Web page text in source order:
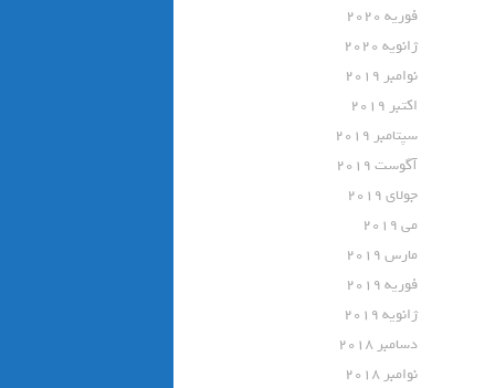
فوریه 2020
ژانویه 2020
نوامبر 2019
اکتبر 2019
سپتامبر 2019
آگوست 2019
جولای 2019
می 2019
مارس 2019
فوریه 2019
ژانویه 2019
دسامبر 2018
نوامبر 2018